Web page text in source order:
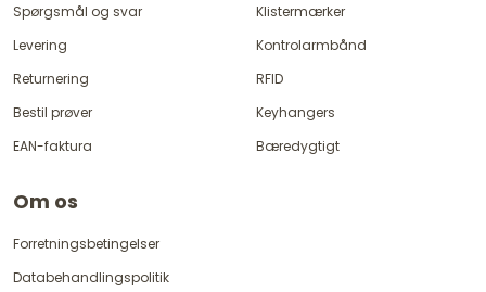
Spørgsmål og svar
Levering
Returnering
Bestil prøver
EAN-faktura
Klistermærker
Kontrolarmbånd
RFID
Keyhangers
Bæredygtigt
Om os
Forretningsbetingelser
Databehandlingspolitik